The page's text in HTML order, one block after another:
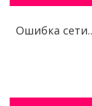
Ошибка